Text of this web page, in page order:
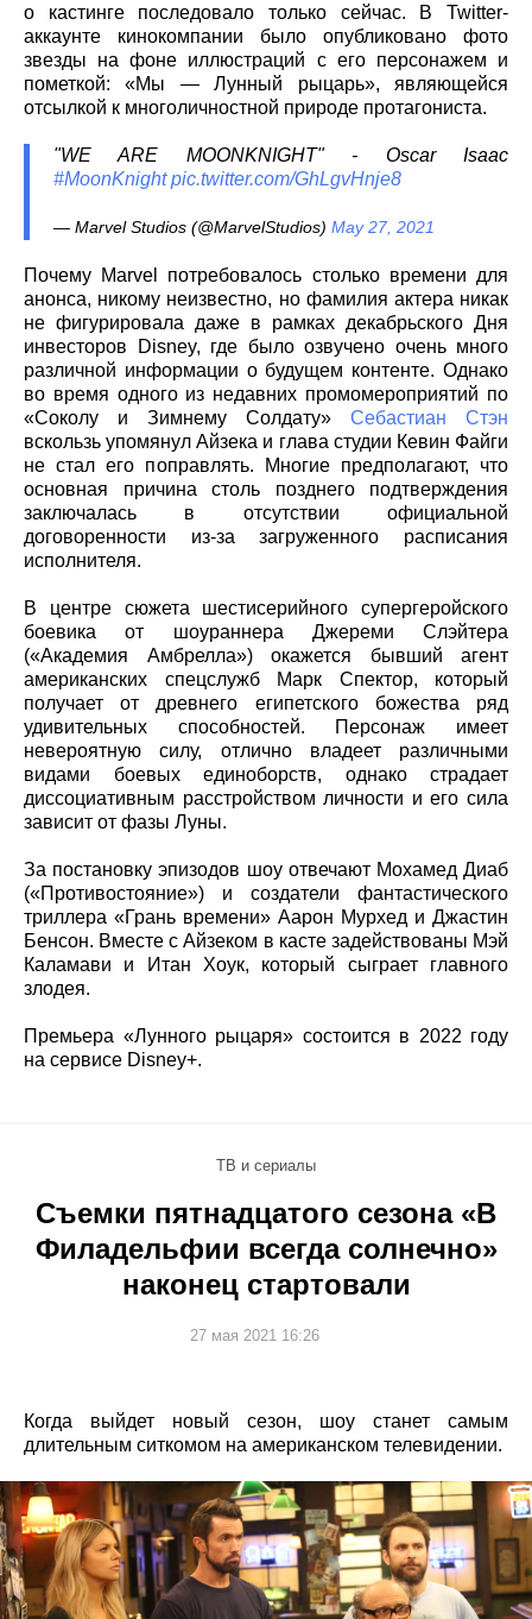
о кастинге последовало только сейчас. В Twitter-
аккаунте кинокомпании было опубликовано фото
звезды на фоне иллюстраций с его персонажем и
пометкой: «Мы — Лунный рыцарь», являющейся
отсылкой к многоличностной природе протагониста.
"WE ARE MOONKNIGHT" - Oscar Isaac
#MoonKnight pic.twitter.com/GhLgvHnje8
— Marvel Studios (@MarvelStudios) May 27, 2021
Почему Marvel потребовалось столько времени для
анонса, никому неизвестно, но фамилия актера никак
не фигурировала даже в рамках декабрьского Дня
инвесторов Disney, где было озвучено очень много
различной информации о будущем контенте. Однако
во время одного из недавних промомероприятий по
«Соколу и Зимнему Солдату» Себастиан Стэн
вскользь упомянул Айзека и глава студии Кевин Файги
не стал его поправлять. Многие предполагают, что
основная причина столь позднего подтверждения
заключалась в отсутствии официальной
договоренности из-за загруженного расписания
исполнителя.
В центре сюжета шестисерийного супергеройского
боевика от шоураннера Джереми Слэйтера
(«Академия Амбрелла») окажется бывший агент
американских спецслужб Марк Спектор, который
получает от древнего египетского божества ряд
удивительных способностей. Персонаж имеет
невероятную силу, отлично владеет различными
видами боевых единоборств, однако страдает
диссоциативным расстройством личности и его сила
зависит от фазы Луны.
За постановку эпизодов шоу отвечают Мохамед Диаб
(«Противостояние») и создатели фантастического
триллера «Грань времени» Аарон Мурхед и Джастин
Бенсон. Вместе с Айзеком в касте задействованы Мэй
Каламави и Итан Хоук, который сыграет главного
злодея.
Премьера «Лунного рыцаря» состоится в 2022 году
на сервисе Disney+.
ТВ и сериалы
Съемки пятнадцатого сезона «В
Филадельфии всегда солнечно»
наконец стартовали
27 мая 2021 16:26
Когда выйдет новый сезон, шоу станет самым
длительным ситкомом на американском телевидении.